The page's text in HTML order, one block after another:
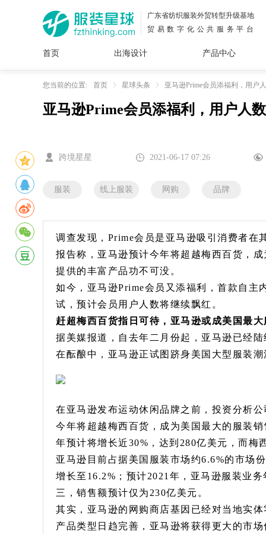
广东省纺织服装外贸转型升级基地
贸易数字化公共服务平台
首页 出海设计
面料
花型
插画
图案
服装
设计
产品中心
女装
内衣
男装
运动
服
童装
牛仔
服装
您当前的位置: 首页 星球头条 亚马逊Prime会员添福利，用户
亚马逊Prime会员添福利，用户人
跨境星星 2021-06-17 07:26
服装 线上服装 网购 品牌
调查发现，Prime会员是亚马逊吸引消费者在
报告称，亚马逊预计今年将超越梅西百货，
提供的丰富产品功不可没。
如今，亚马逊Prime会员又添福利，首款自
试，预计会员用户人数将继续飘红。
赶超梅西百货指日可待，亚马逊或成美国最
据美媒报道，自去年二月份起，亚马逊已经
在酝酿中，亚马逊正试图跻身美国大型服装
在亚马逊发布运动休闲品牌之前，投资分析
今年将超越梅西百货，成为美国最大的服装
年预计将增长近30%，达到280亿美元，而梅
亚马逊目前占据美国服装市场约6.6%的市场
增长至16.2%；预计2021年，亚马逊服装业
三，销售额预计仅为230亿美元。
其实，亚马逊的网购商店基因已经对当地实
产品类型日趋完善，亚马逊将获得更大的市场